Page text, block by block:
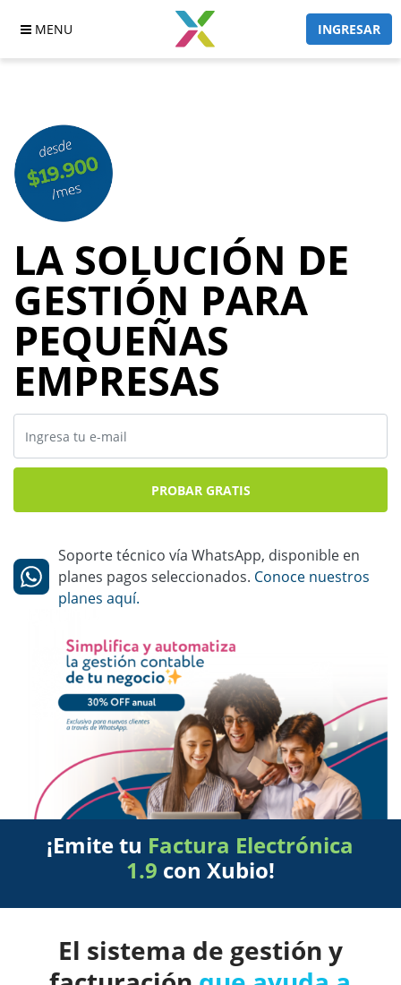
MENU INGRESAR
LA SOLUCIÓN DE
GESTIÓN PARA
PEQUEÑAS
EMPRESAS
PROBAR GRATIS
Soporte técnico vía WhatsApp, disponible en
planes pagos seleccionados. Conoce nuestros
planes aquí.
¡Emite tu Factura Electrónica
1.9 con Xubio!
El sistema de gestión y